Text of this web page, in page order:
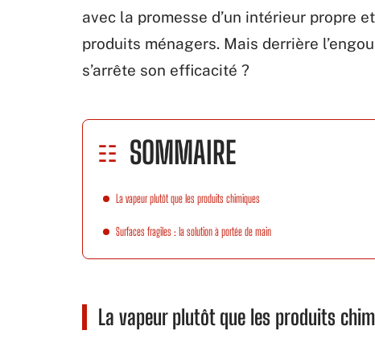
avec la promesse d’un intérieur propre
produits ménagers. Mais derrière
s’arrête son efficacité ?
SOMMAIRE
La vapeur plutôt que les produits chimiques
Surfaces fragiles : la solution à portée de main
La vapeur plutôt que les produits